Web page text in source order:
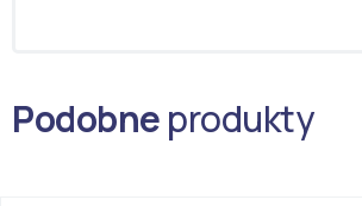
Podobneprodukty